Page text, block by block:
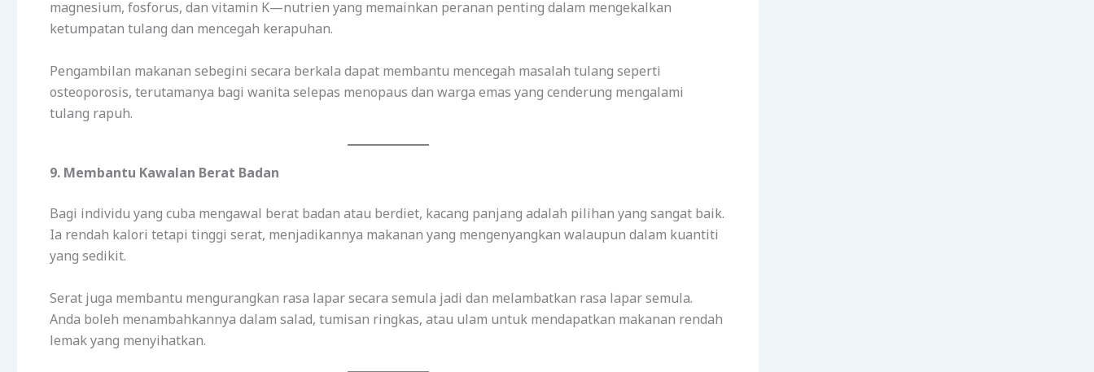
magnesium, fosforus, dan vitamin K—nutrien yang memainkan peranan penting dalam mengekalkan
ketumpatan tulang dan mencegah kerapuhan.
Pengambilan makanan sebegini secara berkala dapat membantu mencegah masalah tulang seperti
osteoporosis, terutamanya bagi wanita selepas menopaus dan warga emas yang cenderung mengalami
tulang rapuh.
9. Membantu Kawalan Berat Badan
Bagi individu yang cuba mengawal berat badan atau berdiet, kacang panjang adalah pilihan yang sangat baik.
Ia rendah kalori tetapi tinggi serat, menjadikannya makanan yang mengenyangkan walaupun dalam kuantiti
yang sedikit.
Serat juga membantu mengurangkan rasa lapar secara semula jadi dan melambatkan rasa lapar semula.
Anda boleh menambahkannya dalam salad, tumisan ringkas, atau ulam untuk mendapatkan makanan rendah
lemak yang menyihatkan.